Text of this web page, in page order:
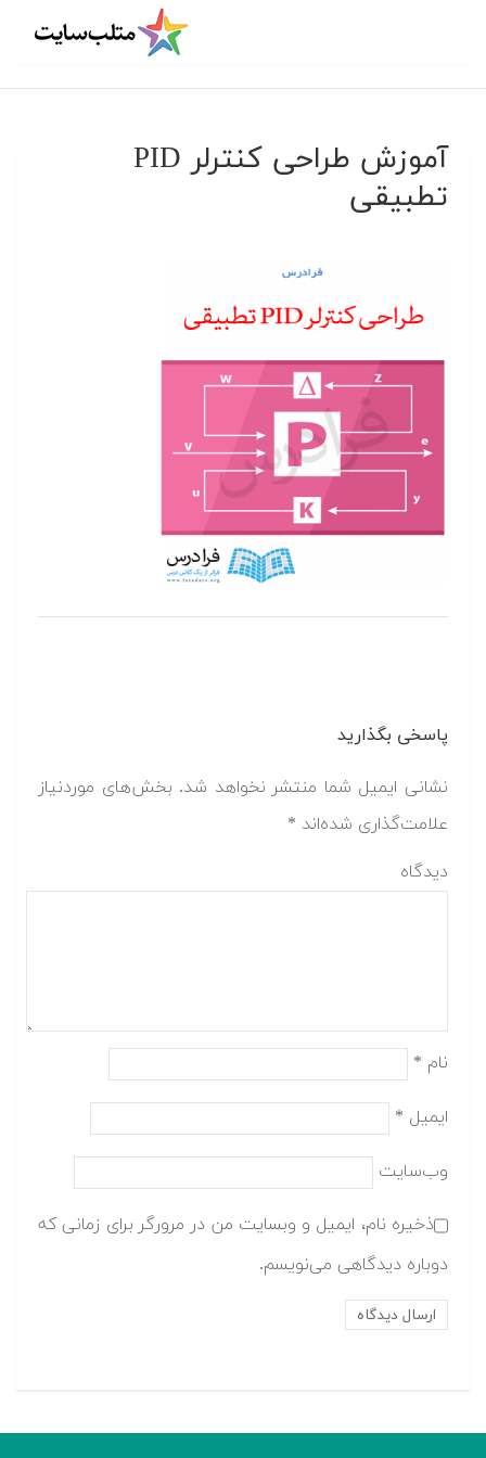
آموزش طراحی کنترلر PID
تطبیقی
پاسخی بگذارید
نشانی ایمیل شما منتشر نخواهد شد. بخش‌های موردنیاز
علامت‌گذاری شده‌اند *
دیدگاه
نام *
ایمیل *
وب‌سایت
ذخیره نام، ایمیل و وبسایت من در مرورگر برای زمانی که
دوباره دیدگاهی می‌نویسم.